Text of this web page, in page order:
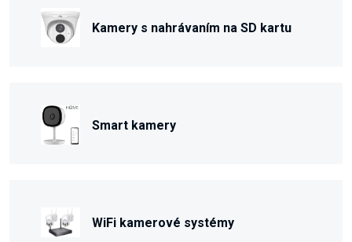
Kamery s nahrávaním na SD kartu
Smart kamery
WiFi kamerové systémy